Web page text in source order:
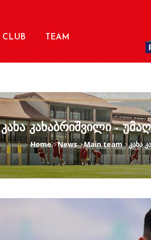
CLUB TEAM
ᲙᲐᲮᲐ ᲙᲐᲮᲐᲑᲠᲘᲨᲕᲘᲚᲘ -
Home News Main team კახა